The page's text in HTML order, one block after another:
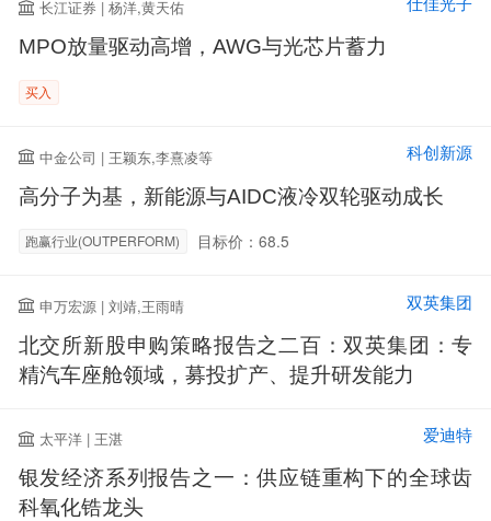
长江证券 | 杨洋,黄天佑 仕佳光子
MPO放量驱动高增，AWG与光芯片蓄力
买入
中金公司 | 王颖东,李熹凌等 科创新源
高分子为基，新能源与AIDC液冷双轮驱动成长
跑赢行业(OUTPERFORM) 目标价：68.5
申万宏源 | 刘靖,王雨晴 双英集团
北交所新股申购策略报告之二百：双英集团：专
精汽车座舱领域，募投扩产、提升研发能力
太平洋 | 王湛 爱迪特
银发经济系列报告之一：供应链重构下的全球齿
科氧化锆龙头